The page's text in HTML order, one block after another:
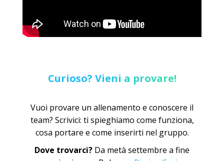
Curioso? Vieni a provare!
Vuoi provare un allenamento e conoscere il
team? Scrivici: ti spieghiamo come funziona,
cosa portare e come inserirti nel gruppo.
Dove trovarci? Da metà settembre a fine